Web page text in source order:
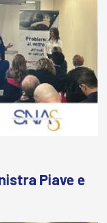
Piave e